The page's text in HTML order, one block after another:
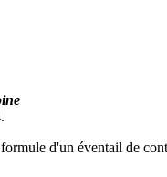
d'un éventail de